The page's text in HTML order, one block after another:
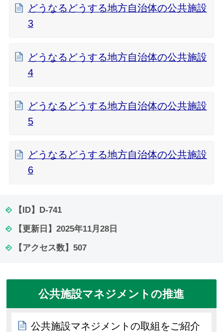
どうなるどうする地方自治体の公共施設
3
どうなるどうする地方自治体の公共施設
4
どうなるどうする地方自治体の公共施設
5
どうなるどうする地方自治体の公共施設
6
【ID】 D-741
【更新日】 2025年11月28日
【アクセス数】 507
公共施設マネジメントの推進
公共施設マネジメントの取組をご紹介